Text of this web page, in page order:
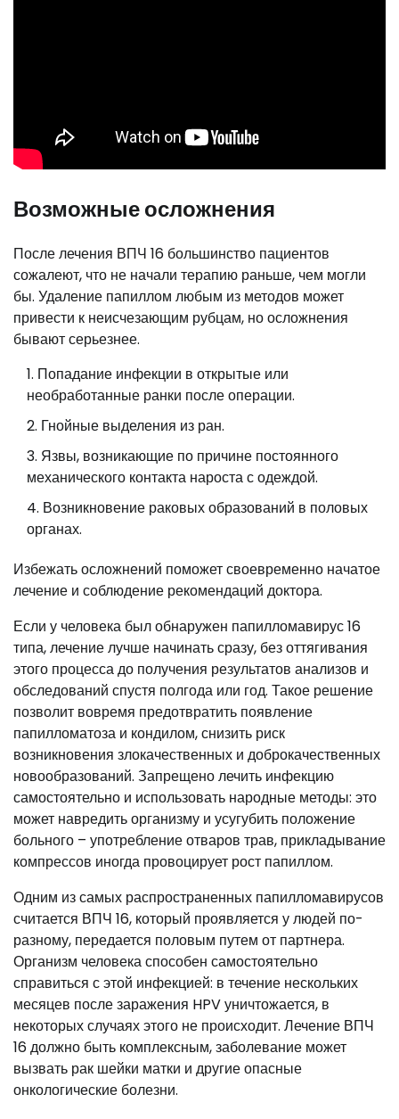
Возможные осложнения
После лечения ВПЧ 16 большинство пациентов
сожалеют, что не начали терапию раньше, чем могли
бы. Удаление папиллом любым из методов может
привести к неисчезающим рубцам, но осложнения
бывают серьезнее.
Попадание инфекции в открытые или
необработанные ранки после операции.
Гнойные выделения из ран.
Язвы, возникающие по причине постоянного
механического контакта нароста с одеждой.
Возникновение раковых образований в половых
органах.
Избежать осложнений поможет своевременно начатое
лечение и соблюдение рекомендаций доктора.
Если у человека был обнаружен папилломавирус 16
типа, лечение лучше начинать сразу, без оттягивания
этого процесса до получения результатов анализов и
обследований спустя полгода или год. Такое решение
позволит вовремя предотвратить появление
папилломатоза и кондилом, снизить риск
возникновения злокачественных и доброкачественных
новообразований. Запрещено лечить инфекцию
самостоятельно и использовать народные методы: это
может навредить организму и усугубить положение
больного – употребление отваров трав, прикладывание
компрессов иногда провоцирует рост папиллом.
Одним из самых распространенных папилломавирусов
считается ВПЧ 16, который проявляется у людей по-
разному, передается половым путем от партнера.
Организм человека способен самостоятельно
справиться с этой инфекцией: в течение нескольких
месяцев после заражения HPV уничтожается, в
некоторых случаях этого не происходит. Лечение ВПЧ
16 должно быть комплексным, заболевание может
вызвать рак шейки матки и другие опасные
онкологические болезни.